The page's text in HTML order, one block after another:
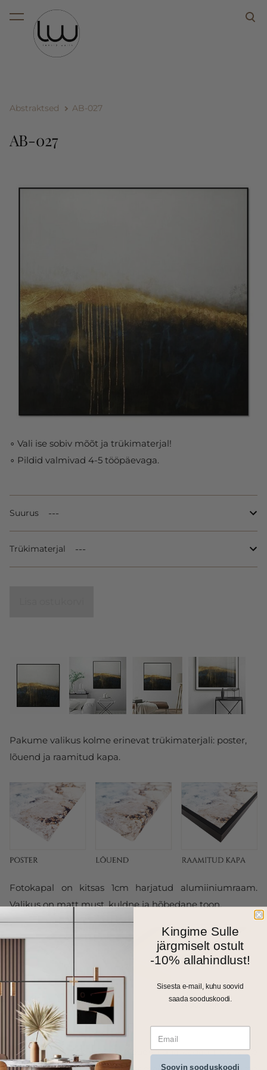
lisati ostukorvi.
Abstraktsed AB-027
Pakume valikus kolme erinevat trükimaterjali: poster,
lõuend ja raamitud kapa.
Fotokapal on kitsas 1cm harjatud alumiiniumraam.
Valikus on matt must, kuldne ja hõbedane toon.
AB-027
∘ Vali ise sobiv mõõt ja trükimaterjal!
∘ Pildid valmivad 4-5 tööpäevaga.
Suurus
Trükimaterjal
Kõik meie seinapildid, fotolõuendid ja kapad trükitakse
Kingime Sulle
järgmiselt ostult
-10% allahindlust!
Sisesta e-mail, kuhu soovid
saada sooduskoodi.
Soovin sooduskoodi